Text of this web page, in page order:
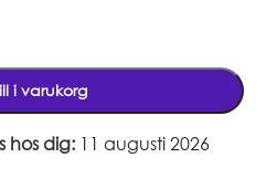
i varukorg
hos dig: 11 augusti 2026